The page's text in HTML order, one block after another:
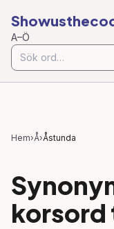
A–Ö
Hem›Å›Åstunda
korsord